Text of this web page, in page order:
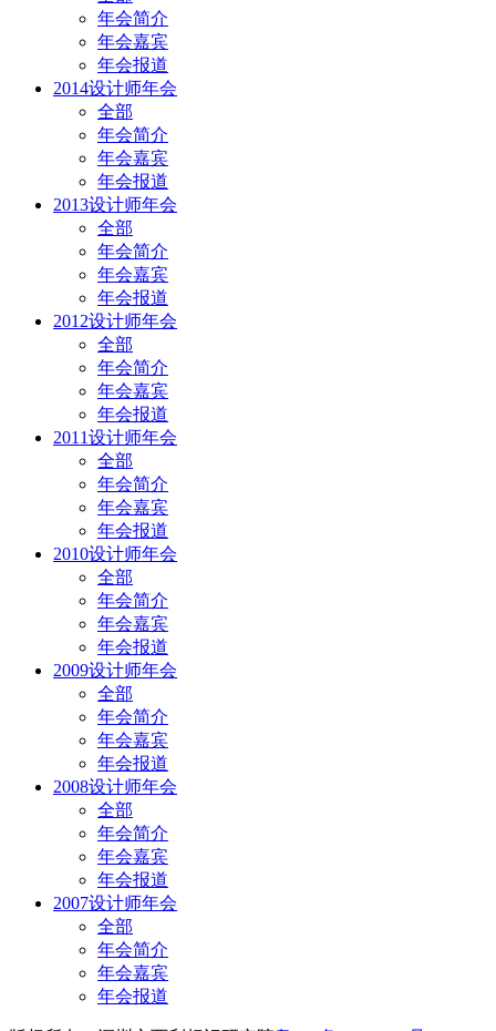
年会简介
年会嘉宾
年会报道
2014设计师年会
全部
年会简介
年会嘉宾
年会报道
2013设计师年会
全部
年会简介
年会嘉宾
年会报道
2012设计师年会
全部
年会简介
年会嘉宾
年会报道
2011设计师年会
全部
年会简介
年会嘉宾
年会报道
2010设计师年会
全部
年会简介
年会嘉宾
年会报道
2009设计师年会
全部
年会简介
年会嘉宾
年会报道
2008设计师年会
全部
年会简介
年会嘉宾
年会报道
2007设计师年会
全部
年会简介
年会嘉宾
年会报道